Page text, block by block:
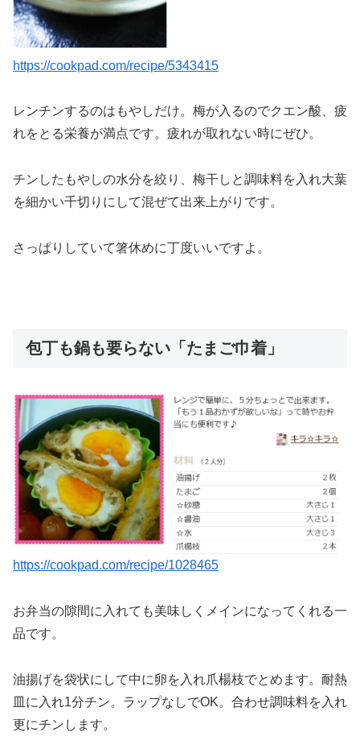
https://cookpad.com/recipe/5343415
レンチンするのはもやしだけ。梅が入るのでクエン酸、疲
れをとる栄養が満点です。疲れが取れない時にぜひ。
チンしたもやしの水分を絞り、梅干しと調味料を入れ大葉
を細かい千切りにして混ぜて出来上がりです。
さっぱりしていて箸休めに丁度いいですよ。
包丁も鍋も要らない「たまご巾着」
https://cookpad.com/recipe/1028465
お弁当の隙間に入れても美味しくメインになってくれる一
品です。
油揚げを袋状にして中に卵を入れ爪楊枝でとめます。耐熱
皿に入れ1分チン。ラップなしでOK。合わせ調味料を入れ
更にチンします。